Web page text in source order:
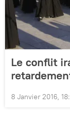
Le conflit
8 Janvier 2016,